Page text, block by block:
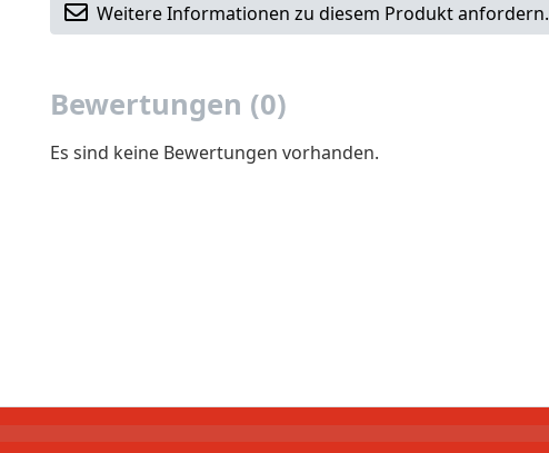
Weitere Informationen zu diesem Produkt anfordern.
Bewertungen (0)
Es sind keine Bewertungen vorhanden.